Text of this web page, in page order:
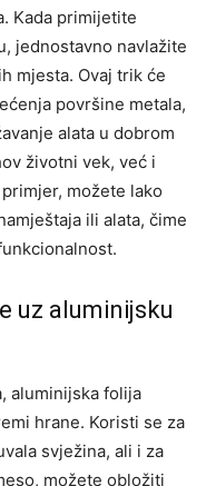
Kada primijetite
jednostavno navlažite
mjesta. Ovaj trik će
površine metala,
alata u dobrom
životni vek, već i
možete lako
ili alata, čime
uz aluminijsku
aluminijska folija
hrane. Koristi se za
svježina, ali i za
možete obložiti